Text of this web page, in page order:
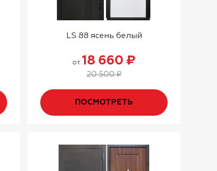
LS 88 ясень белый
от 18 660 ₽
20 500 ₽
ПОСМОТРЕТЬ